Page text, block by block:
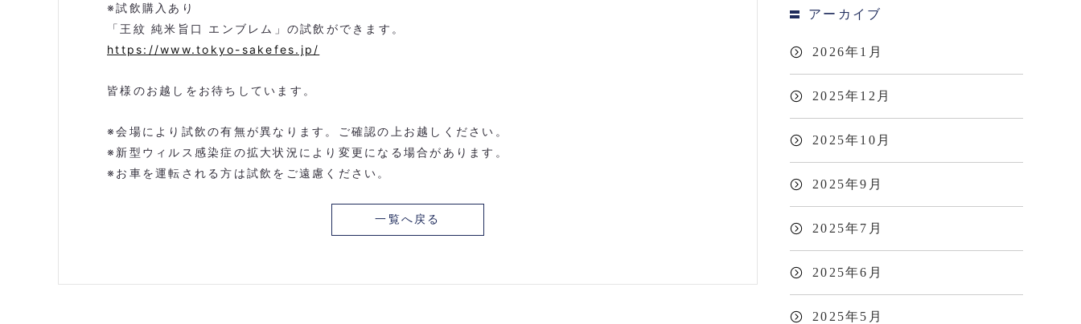
※試飲購入あり
「王紋 純米旨口 エンブレム」の試飲ができます。
https://www.tokyo-sakefes.jp/
皆様のお越しをお待ちしています。
※会場により試飲の有無が異なります。ご確認の上お越しください。
※新型ウィルス感染症の拡大状況により変更になる場合があります。
※お車を運転される方は試飲をご遠慮ください。
一覧へ戻る
アーカイブ
2026年1月
2025年12月
2025年10月
2025年9月
2025年7月
2025年6月
2025年5月